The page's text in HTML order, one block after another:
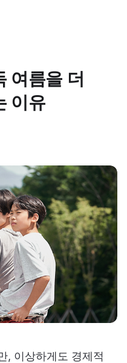
여름을 더
이유
, 이상하게도 경제적